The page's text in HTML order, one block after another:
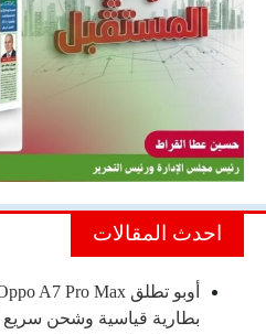
احدث المقالات
بطارية قياسية وشحن سريع 80 واط